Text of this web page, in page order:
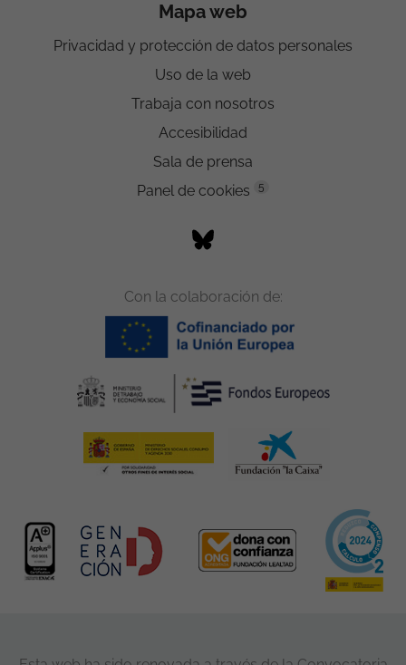
Mapa web
Privacidad y protección de datos personales
Uso de la web
Trabaja con nosotros
Accesibilidad
Sala de prensa
Panel de cookies
5
Con la colaboración de: